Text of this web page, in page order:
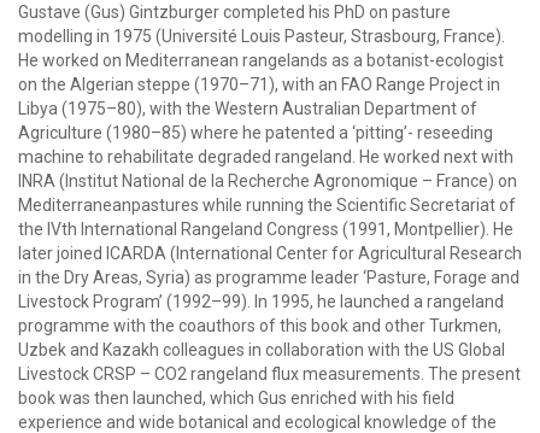
Gustave (Gus) Gintzburger completed his PhD on pasture
modelling in 1975 (Université Louis Pasteur, Strasbourg, France).
He worked on Mediterranean rangelands as a botanist-ecologist
on the Algerian steppe (1970–71), with an FAO Range Project in
Libya (1975–80), with the Western Australian Department of
Agriculture (1980–85) where he patented a ‘pitting’- reseeding
machine to rehabilitate degraded rangeland. He worked next with
INRA (Institut National de la Recherche Agronomique – France) on
Mediterraneanpastures while running the Scientific Secretariat of
the IVth International Rangeland Congress (1991, Montpellier). He
later joined ICARDA (International Center for Agricultural Research
in the Dry Areas, Syria) as programme leader ‘Pasture, Forage and
Livestock Program’ (1992–99). In 1995, he launched a rangeland
programme with the coauthors of this book and other Turkmen,
Uzbek and Kazakh colleagues in collaboration with the US Global
Livestock CRSP – CO2 rangeland flux measurements. The present
book was then launched, which Gus enriched with his field
experience and wide botanical and ecological knowledge of the